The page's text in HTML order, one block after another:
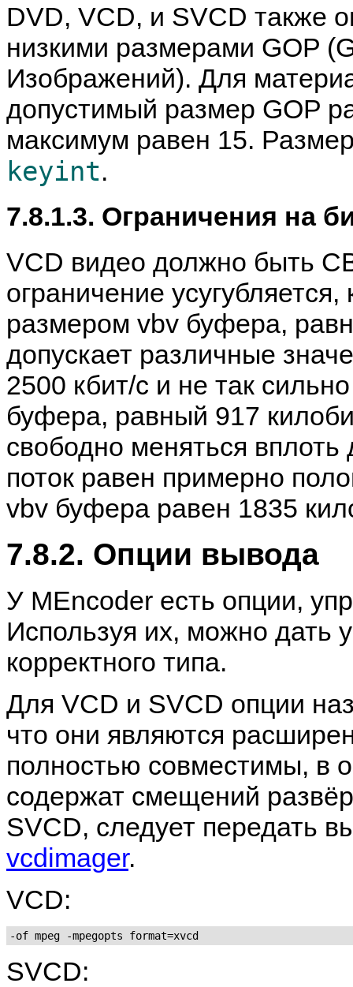
DVD, VCD, и SVCD также
низкими размерами GOP
Изображений). Для
допустимый размер GOP
максимум равен 15.
keyint.
7.8.1.3. Ограничения на
VCD видео должно быть
ограничение
размером vbv буфера,
допускает различные
2500 кбит/с и не так
буфера, равный 917
свободно меняться
поток равен примерно
vbv буфера равен 1835
7.8.2. Опции вывода
У MEncoder есть опции,
Используя их, можно дать
корректного типа.
Для VCD и SVCD опции
что они являются
полностью совместимы, в
содержат смещений
SVCD, следует передать
vcdimager.
VCD:
-of mpeg -mpegopts format=xvcd
SVCD: